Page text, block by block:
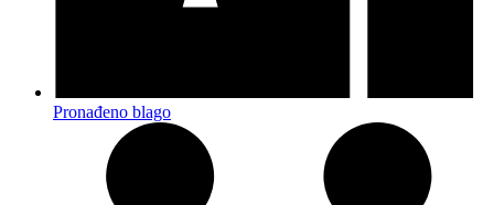
Pronađeno blago